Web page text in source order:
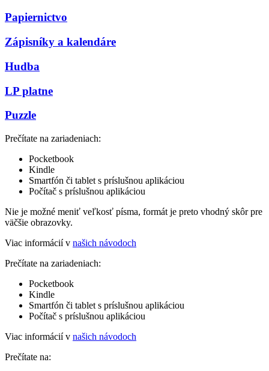
Papiernictvo
Zápisníky a kalendáre
Hudba
LP platne
Puzzle
Prečítate na zariadeniach:
Pocketbook
Kindle
Smartfón či tablet s príslušnou aplikáciou
Počítač s príslušnou aplikáciou
Nie je možné meniť veľkosť písma, formát je preto vhodný skôr pre
väčšie obrazovky.
Viac informácií v našich návodoch
Prečítate na zariadeniach:
Pocketbook
Kindle
Smartfón či tablet s príslušnou aplikáciou
Počítač s príslušnou aplikáciou
Viac informácií v našich návodoch
Prečítate na: